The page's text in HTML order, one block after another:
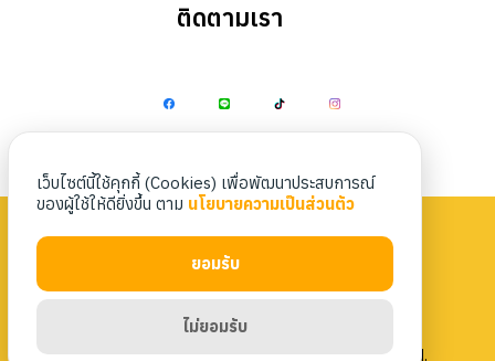
ติดตามเรา
Privacy Policy |Terms & Conditions
Copyright 2023 Nittaya Kaiyang. All rights reserved.
เว็บไซต์นี้ใช้คุกกี้ (Cookies) เพื่อพัฒนาประสบการณ์
ของผู้ใช้ให้ดียิ่งขึ้น ตาม นโยบายความเป็นส่วนตัว
ยอมรับ
ไม่ยอมรับ